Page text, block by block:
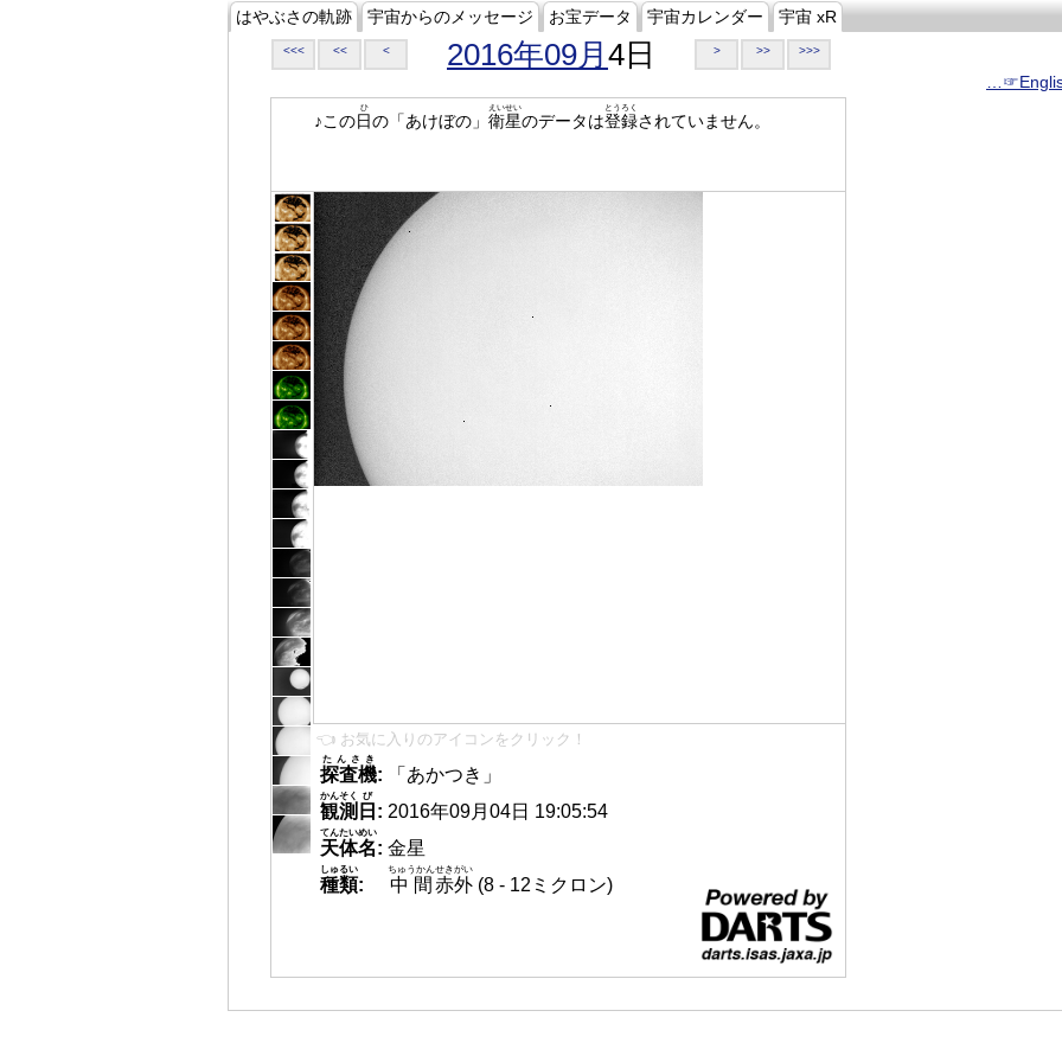
はやぶさの軌跡 宇宙からのメッセージ お宝データ 宇宙カレンダー 宇宙 xR
<<< << < 2016年09月 4日 > >> >>>
♪この日
ひ
の「あけぼの」 衛星
えいせい
のデータは登録
とうろく
されていません。
👈 お気に入りのアイコンをクリック！
探査機
たんさき
:
「あかつき」
観測
かんそく
日
び
: 2016年09月04日 19:05:54
天体名
てんたいめい
: 金星
種類
しゅるい
: 中間
ちゅうかん
赤外
せきがい
(8 - 12ミクロン)